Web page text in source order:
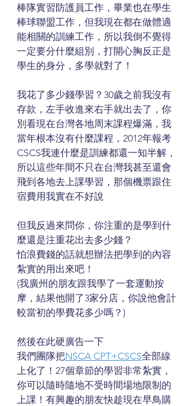
棒隊實習防護員工作，畢業也在學生
棒球聯盟工作，但我現在都在做體適
能相關的訓練工作，所以我倒不覺得
一定要分什麼組別，打開心胸反正是
學生的身分，多學就對了！
我花了多少錢學習？30歲之前我沒有
存款，左手收進來右手就出去了，你
別看現在台灣各地周末課程爆滿，我
當年根本沒有什麼課程，2012年報考
CSCS我連什麼是訓練都還一知半解，
所以這些年間不只在台灣我甚至還會
飛到各地去上課學習，那個機票跟住
宿費用我實在不好說
但我反過來問你，你注重的是學到什
麼還是注重花出去多少錢？
怕浪費錢的話就想辦法把學到的內容
紮實的用出來吧！
(我廣州的朋友跟我學了一套運動按
摩，結果他開了3家分店，你說他會計
較當初的學費花多少嗎？)
然後在此硬廣告一下
我們團隊把NSCA CPT+CSCS全部線
上化了！27個章節的學習非常紮實，
你可以隨時隨地不受時間場地限制的
上課！有興趣的朋友快趁現在早鳥購